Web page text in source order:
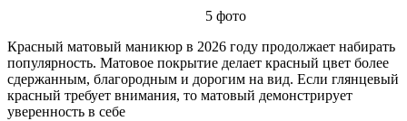
5 фото
Красный матовый маникюр в 2026 году продолжает набирать
популярность. Матовое покрытие делает красный цвет более
сдержанным, благородным и дорогим на вид. Если глянцевый
красный требует внимания, то матовый демонстрирует
уверенность в себе